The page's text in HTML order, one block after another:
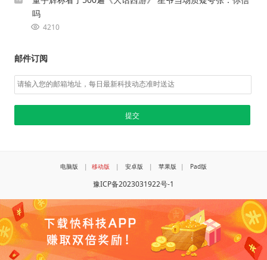
吗
4210
邮件订阅
电脑版 | 移动版 | 安卓版 | 苹果版 | Pad版
豫ICP备2023031922号-1